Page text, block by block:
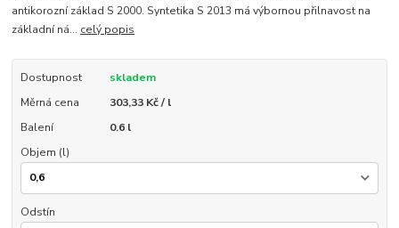
antikorozní základ S 2000. Syntetika S 2013 má výbornou přilnavost na
základní ná... celý popis
Dostupnost
skladem
Měrná cena
303,33 Kč / l
Balení
0.6 l
Objem (l)
Odstín